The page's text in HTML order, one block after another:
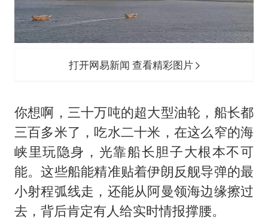
打开网易新闻 查看精彩图片
你想啊，三十万吨的超大型油轮，船长都
三百多米了，吃水二十米，在这么窄的海
峡里玩隐身，光靠船长胆子大根本不可
能。这些船能精准贴着伊朗反舰导弹的最
小射程弧线走，还能从阿曼领海边缘擦过
去，背后肯定有人给实时情报撑腰。